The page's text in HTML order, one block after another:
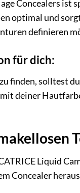
Concealers
optimal und
definieren
für dich:
finden, solltest
deiner
Liquid
Concealer